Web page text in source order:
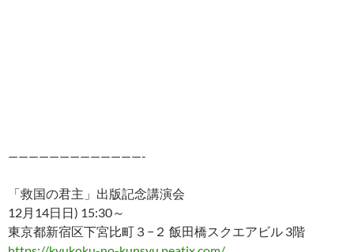
—————————————-
「救国の君主」出版記念講演会
12月14日日) 15:30～
東京都新宿区下宮比町３−２ 飯田橋スクエアビル 3階